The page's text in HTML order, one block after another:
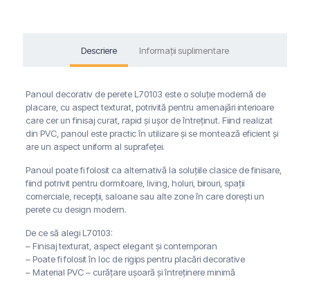
Descriere Informații suplimentare
Panoul decorativ de perete L70103 este o soluție modernă de
placare, cu aspect texturat, potrivită pentru amenajări interioare
care cer un finisaj curat, rapid și ușor de întreținut. Fiind realizat
din PVC, panoul este practic în utilizare și se montează eficient și
are un aspect uniform al suprafeței.
Panoul poate fi folosit ca alternativă la soluțiile clasice de finisare,
fiind potrivit pentru dormitoare, living, holuri, birouri, spații
comerciale, recepții, saloane sau alte zone în care dorești un
perete cu design modern.
De ce să alegi L70103:
– Finisaj texturat, aspect elegant și contemporan
– Poate fi folosit în loc de rigips pentru placări decorative
– Material PVC – curățare ușoară și întreținere minimă